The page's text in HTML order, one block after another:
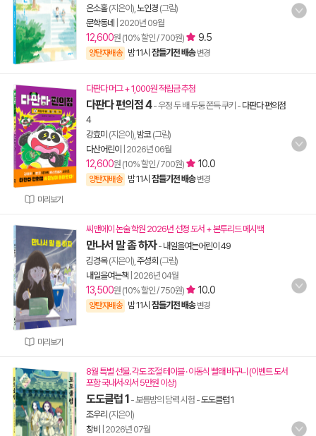
은소홀(지은이), 노인경 (그림)
문학동네
2020년 09월
12,600원 (10% 할인 / 700원) 9.5
양탄자배송 밤 11시 잠들기전 배송 변경
미리보기
다판다 머그 + 1,000원 적립금 추첨
다판다 편의점 4- 우정 두 배 두둥 쫀득 쿠키 - 다판다 편의점
4
강효미 (지은이), 밤코(그림)
다산어린이
2026년 06월
12,600원 (10% 할인 / 700원) 10.0
양탄자배송 밤 11시 잠들기전 배송 변경
미리보기
씨앤에이 논술 학원 2026년 선정 도서 + 본투리드 메시백
만나서 말 좀 하자- 내일을여는어린이 49
김경옥(지은이), 주성희 (그림)
내일을여는책 2026년 04월
13,500원 (10% 할인 / 750원) 10.0
양탄자배송 밤 11시 잠들기전 배송 변경
8월 특별 선물. 각도 조절 테이블 · 이동식 빨래 바구니 (이벤트 도서
포함 국내서·외서 5만원 이상)
도도클럽 1 - 보름밤의 담력 시험 -도도클럽 1
조우리 (지은이)
창비
2026년 07월